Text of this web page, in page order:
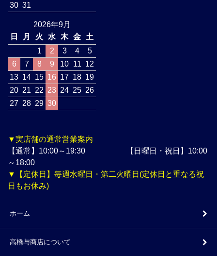
30 31
2026年9月
日
月 火 水 木 金
土
1
2 3 4
5
6
7 8 9 10 11 12
13 14 15 16 17 18 19
20 21 22 23 24 25 26
27 28 29 30
▼実店舗の通常営業案内
【通常】10:00～19:30 【日曜日・祝日】10:00
～18:00
▼【定休日】毎週水曜日・第二火曜日(定休日と重なる祝
日もお休み)
ホーム
高橋与商店について